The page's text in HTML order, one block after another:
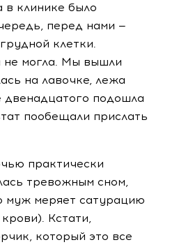
в клинике было
перед нами —
клетки.
не могла. Мы вышли
на лавочке, лежа
двенадцатого подошла
пообещали прислать
практически
тревожным сном,
муж меряет сатурацию
Кстати,
который это все